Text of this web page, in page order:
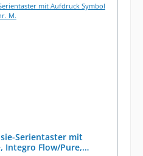
Serientaster mit
Integro Flow/Pure,